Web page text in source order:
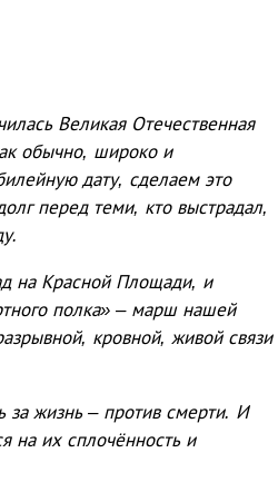
Великая Отечественная
обычно, широко и
дату, сделаем это
перед теми, кто выстрадал,
на Красной Площади, и
полка» – марш нашей
кровной, живой связи
за жизнь – против смерти. И
на их сплочённость и